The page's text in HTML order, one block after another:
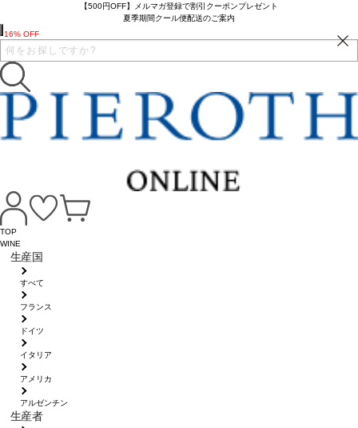
【500円OFF】メルマガ登録で割引クーポンプレゼント
夏季期間クール便配送のご案内
TOP
WINE
生産国
すべて
フランス
ドイツ
イタリア
アメリカ
アルゼンチン
生産者
16% OFF